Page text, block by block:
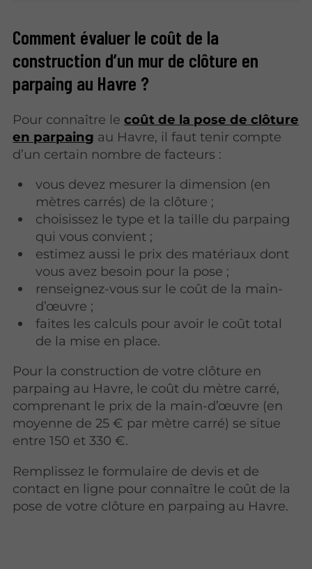
Comment évaluer le coût de la
construction d’un mur de clôture en
parpaing au Havre ?
Pour connaître lecoût de la pose de clôture
en parpaing au Havre, il faut tenir compte
d’un certain nombre de facteurs :
vous devez mesurer la dimension (en
mètres carrés) de la clôture ;
choisissez le type et la taille du parpaing
qui vous convient ;
estimez aussi le prix des matériaux dont
vous avez besoin pour la pose ;
renseignez-vous sur le coût de la main-
d’œuvre ;
faites les calculs pour avoir le coût total
de la mise en place.
Pour la construction de votre clôture en
parpaing au Havre, le coût du mètre carré,
comprenant le prix de la main-d’œuvre (en
moyenne de 25 € par mètre carré) se situe
entre 150 et 330 €.
Remplissez le formulaire de devis et de
contact en ligne pour connaître le coût de la
pose de votre clôture en parpaing au Havre.